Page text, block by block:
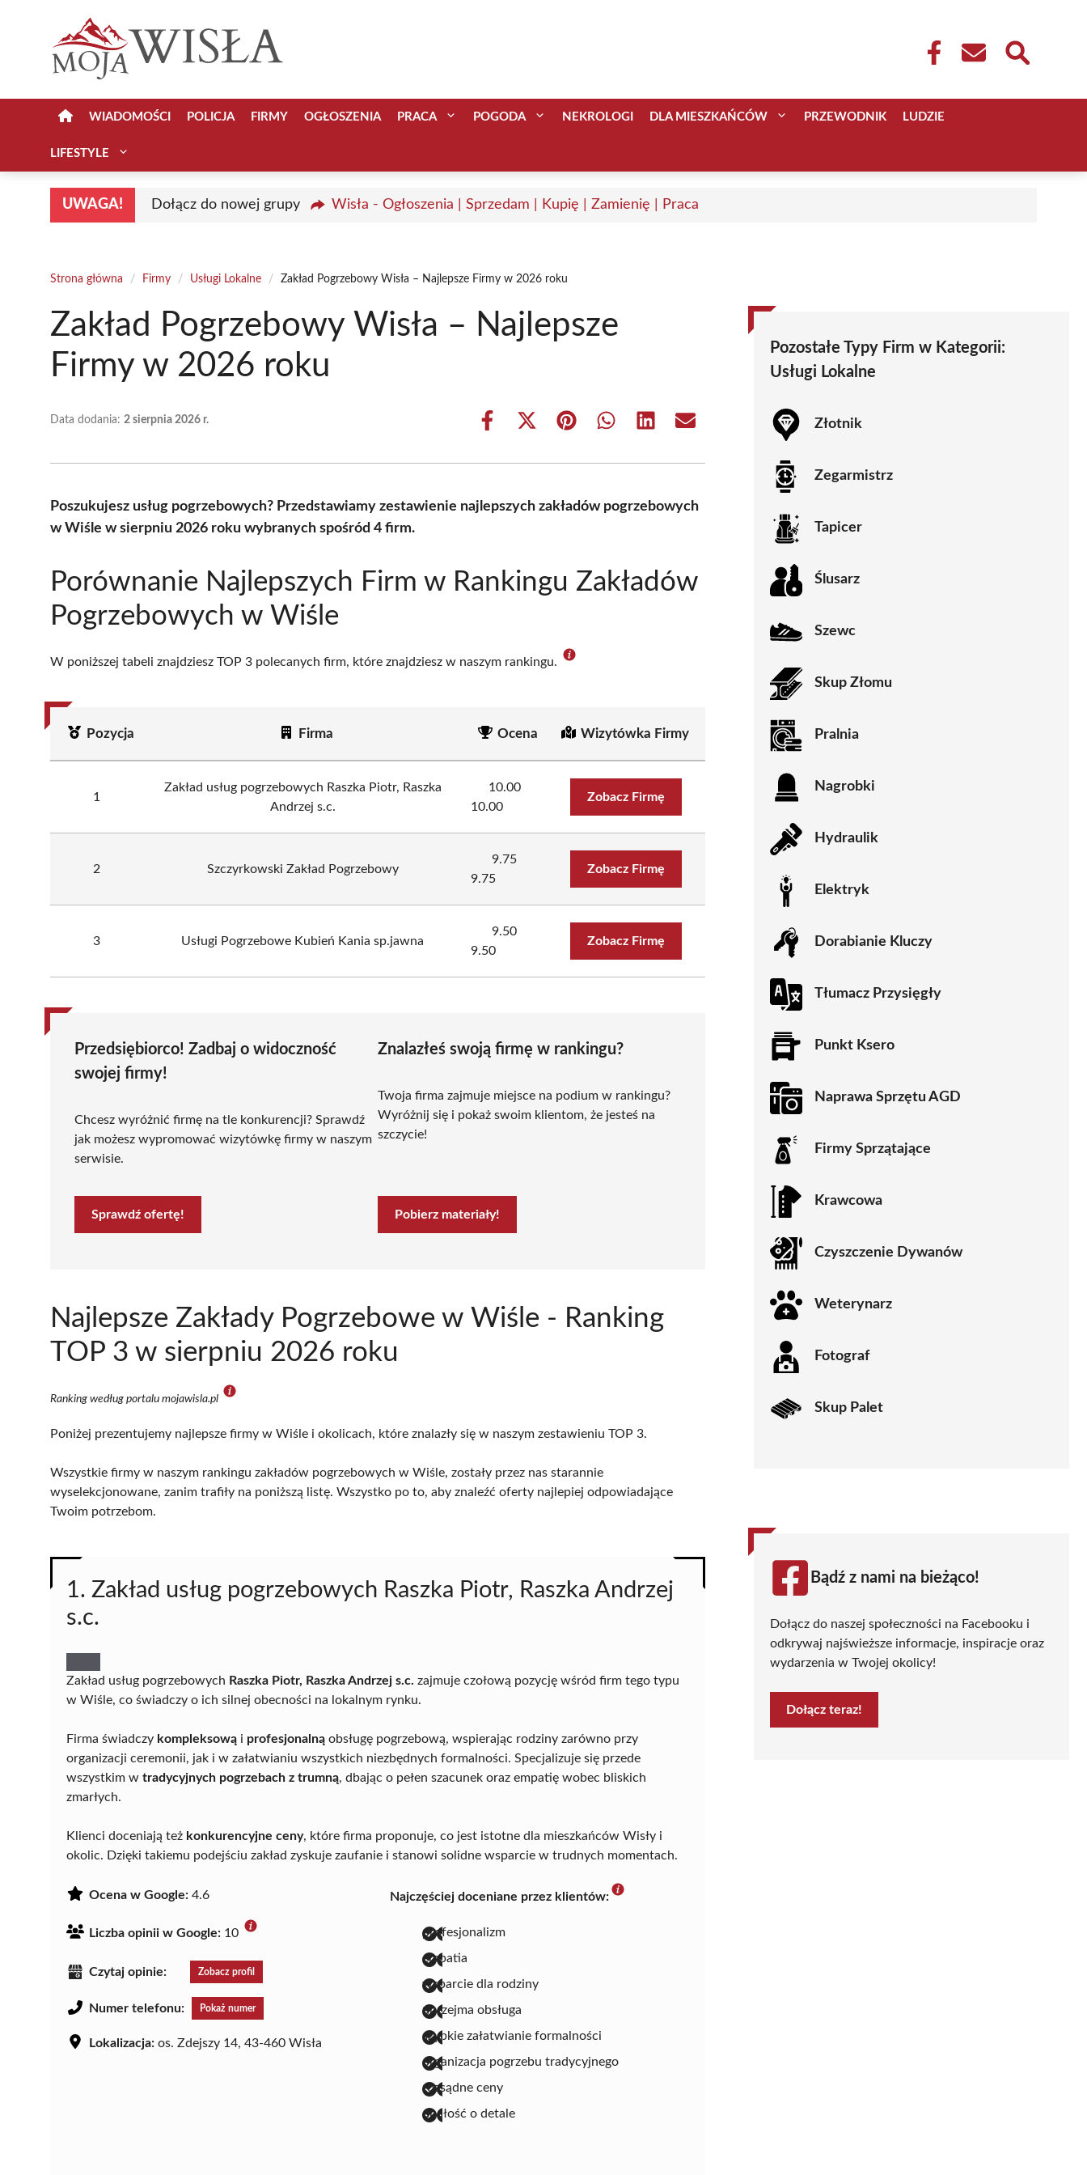
WIADOMOŚCI POLICJA FIRMY OGŁOSZENIA PRACA POGODA NEKROLOGI DLA MIESZKAŃCÓW PRZEWODNIK LUDZIE
LIFESTYLE
UWAGA! Dołącz do nowej grupy Wisła - Ogłoszenia | Sprzedam | Kupię | Zamienię | Praca
Strona główna / Firmy / Usługi Lokalne / Zakład Pogrzebowy Wisła – Najlepsze Firmy w 2026 roku
Zakład Pogrzebowy Wisła – Najlepsze
Firmy w 2026 roku
Data dodania: 2 sierpnia 2026 r.
Share
Share
(Twitter)
Share Share Share Share
Poszukujesz usług pogrzebowych? Przedstawiamy zestawienie najlepszych zakładów pogrzebowych
w Wiśle w sierpniu 2026 roku wybranych spośród 4 firm.
Porównanie Najlepszych Firm w Rankingu Zakładów
Pogrzebowych w Wiśle
W poniższej tabeli znajdziesz TOP 3 polecanych firm, które znajdziesz w naszym rankingu.
Pozycja Firma Ocena Wizytówka Firmy
1
Zakład usług pogrzebowych Raszka Piotr, Raszka
Andrzej s.c.
10.00
10.00
Zobacz Firmę
2 Szczyrkowski Zakład Pogrzebowy
9.75
9.75
Zobacz Firmę
3 Usługi Pogrzebowe Kubień Kania sp.jawna
9.50
9.50
Zobacz Firmę
Przedsiębiorco! Zadbaj o widoczność
swojej firmy!
Chcesz wyróżnić firmę na tle konkurencji? Sprawdź
jak możesz wypromować wizytówkę firmy w naszym
serwisie.
Sprawdź ofertę!
Znalazłeś swoją firmę w rankingu?
Twoja firma zajmuje miejsce na podium w rankingu?
Wyróżnij się i pokaż swoim klientom, że jesteś na
szczycie!
Pobierz materiały!
Najlepsze Zakłady Pogrzebowe w Wiśle - Ranking
TOP 3 w sierpniu 2026 roku
Ranking według portalu mojawisla.pl
Poniżej prezentujemy najlepsze firmy w Wiśle i okolicach, które znalazły się w naszym zestawieniu TOP 3.
Wszystkie firmy w naszym rankingu zakładów pogrzebowych w Wiśle, zostały przez nas starannie
wyselekcjonowane, zanim trafiły na poniższą listę. Wszystko po to, aby znaleźć oferty najlepiej odpowiadające
Twoim potrzebom.
1. Zakład usług pogrzebowych Raszka Piotr, Raszka Andrzej
s.c.
Zakład usług pogrzebowych Raszka Piotr, Raszka Andrzej s.c. zajmuje czołową pozycję wśród firm tego typu
w Wiśle, co świadczy o ich silnej obecności na lokalnym rynku.
Firma świadczy kompleksową i profesjonalną obsługę pogrzebową, wspierając rodziny zarówno przy
organizacji ceremonii, jak i w załatwianiu wszystkich niezbędnych formalności. Specjalizuje się przede
wszystkim w tradycyjnych pogrzebach z trumną, dbając o pełen szacunek oraz empatię wobec bliskich
zmarłych.
Klienci doceniają też konkurencyjne ceny, które firma proponuje, co jest istotne dla mieszkańców Wisły i
okolic. Dzięki takiemu podejściu zakład zyskuje zaufanie i stanowi solidne wsparcie w trudnych momentach.
Ocena w Google: 4.6
Liczba opinii w Google: 10
Czytaj opinie: Zobacz profil
Numer telefonu: Pokaż numer
Lokalizacja: os. Zdejszy 14, 43-460 Wisła
Najczęściej doceniane przez klientów:
profesjonalizm
empatia
wsparcie dla rodziny
uprzejma obsługa
szybkie załatwianie formalności
organizacja pogrzebu tradycyjnego
rozsądne ceny
dbałość o detale
Pozostałe Typy Firm w Kategorii:
Usługi Lokalne
Złotnik
Zegarmistrz
Tapicer
Ślusarz
Szewc
Skup Złomu
Pralnia
Nagrobki
Hydraulik
Elektryk
Dorabianie Kluczy
Tłumacz Przysięgły
Punkt Ksero
Naprawa Sprzętu AGD
Firmy Sprzątające
Krawcowa
Czyszczenie Dywanów
Weterynarz
Fotograf
Skup Palet
Bądź z nami na bieżąco!
Dołącz do naszej społeczności na Facebooku i
odkrywaj najświeższe informacje, inspiracje oraz
wydarzenia w Twojej okolicy!
Dołącz teraz!